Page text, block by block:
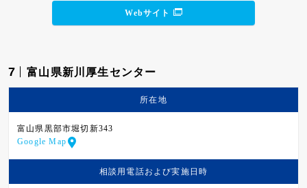
Webサイト
7 富山県新川厚生センター
所在地
富山県黒部市堀切新343
Google Map
相談用電話および実施日時